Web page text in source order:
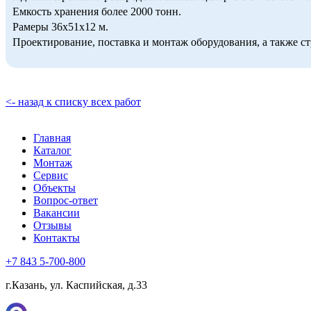
Емкость хранения более 2000 тонн.
Рамеры 36х51х12 м.
Проектирование, поставка и монтаж оборудования, а также
<- назад к списку всех работ
Главная
Каталог
Монтаж
Сервис
Объекты
Вопрос-ответ
Вакансии
Отзывы
Контакты
+7 843 5-700-800
г.Казань, ул. Каспийская, д.33